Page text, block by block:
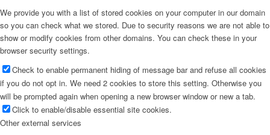
We provide you with a list of stored cookies on your computer in our domain
so you can check what we stored. Due to security reasons we are not able to
show or modify cookies from other domains. You can check these in your
browser security settings.
Check to enable permanent hiding of message bar and refuse all cookies
if you do not opt in. We need 2 cookies to store this setting. Otherwise you
will be prompted again when opening a new browser window or new a tab.
Click to enable/disable essential site cookies.
Other external services